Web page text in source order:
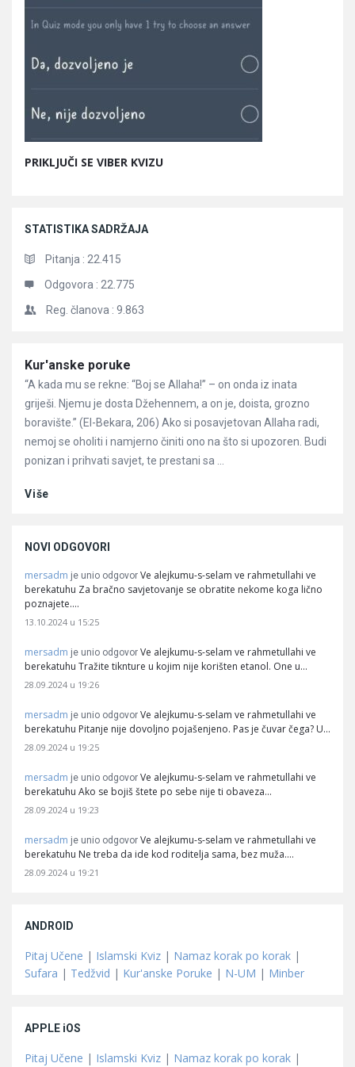
PRIKLJUČI SE VIBER KVIZU
STATISTIKA SADRŽAJA
Pitanja : 22.415
Odgovora : 22.775
Reg. članova : 9.863
Članci
Kur'anske poruke
“A kada mu se rekne: “Boj se Allaha!” – on onda iz inata
griješi. Njemu je dosta Džehennem, a on je, doista, grozno
boravište.” (El-Bekara, 206) Ako si posavjetovan Allaha radi,
nemoj se oholiti i namjerno činiti ono na što si upozoren. Budi
ponizan i prihvati savjet, te prestani sa ...
Više
NOVI ODGOVORI
mersadm je unio odgovor Ve alejkumu-s-selam ve rahmetullahi ve
berekatuhu Za bračno savjetovanje se obratite nekome koga lično
poznajete.…
13.10.2024 u 15:25
mersadm je unio odgovor Ve alejkumu-s-selam ve rahmetullahi ve
berekatuhu Tražite tiknture u kojim nije korišten etanol. One u…
28.09.2024 u 19:26
mersadm je unio odgovor Ve alejkumu-s-selam ve rahmetullahi ve
berekatuhu Pitanje nije dovoljno pojašenjeno. Pas je čuvar čega? U…
28.09.2024 u 19:25
mersadm je unio odgovor Ve alejkumu-s-selam ve rahmetullahi ve
berekatuhu Ako se bojiš štete po sebe nije ti obaveza…
28.09.2024 u 19:23
mersadm je unio odgovor Ve alejkumu-s-selam ve rahmetullahi ve
berekatuhu Ne treba da ide kod roditelja sama, bez muža.…
28.09.2024 u 19:21
ANDROID
Pitaj Učene | Islamski Kviz | Namaz korak po korak |
Sufara | Tedžvid | Kur'anske Poruke | N-UM | Minber
APPLE iOS
Pitaj Učene | Islamski Kviz | Namaz korak po korak |